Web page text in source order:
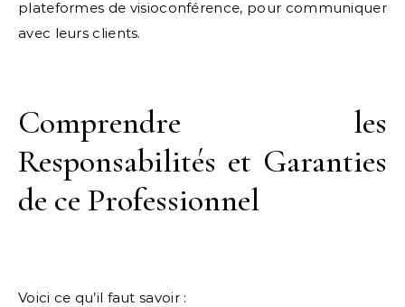
plateformes de visioconférence, pour communiquer
avec leurs clients.
Comprendre les
Responsabilités et Garanties
de ce Professionnel
Voici ce qu’il faut savoir :